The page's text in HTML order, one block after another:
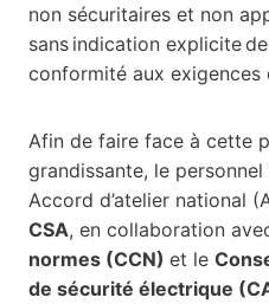
non sécuritaires et non
sans indication explicite
conformité aux exigences
Afin de faire face à cette
grandissante, le personnel
Accord d’atelier national
CSA, en collaboration
normes (CCN) et le
de sécurité électrique